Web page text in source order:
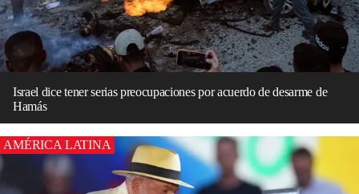
Israel dice tener serias preocupaciones por acuerdo de desarme de
Hamás
AMÉRICA LATINA